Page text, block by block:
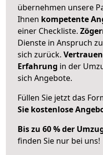
übernehmen unsere
Ihnen kompetente
einer Checkliste.
Dienste in Anspruch
sich zurück.
Erfahrung in der
sich Angebote.
Füllen Sie jetzt das
Sie kostenlose
Bis zu 60 % der
finden Sie nur bei uns!